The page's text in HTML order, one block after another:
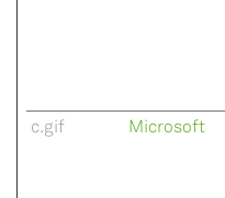
c.gif Microsoft